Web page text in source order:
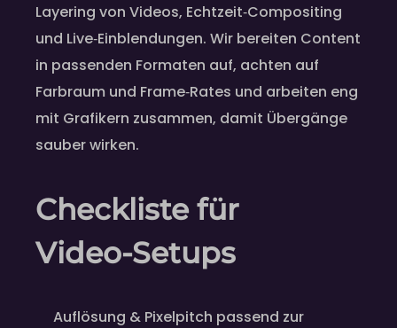
Layering von Videos, Echtzeit‑Compositing
und Live‑Einblendungen. Wir bereiten Content
in passenden Formaten auf, achten auf
Farbraum und Frame‑Rates und arbeiten eng
mit Grafikern zusammen, damit Übergänge
sauber wirken.
Checkliste für
Video‑Setups
Auflösung & Pixelpitch passend zur